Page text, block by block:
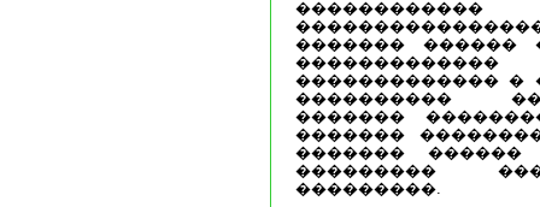
������� ������
������������� �
����������
�������
�������
�������
���������
���������.